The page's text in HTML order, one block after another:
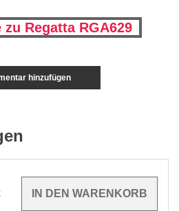
Regatta RGA629
hinzufügen